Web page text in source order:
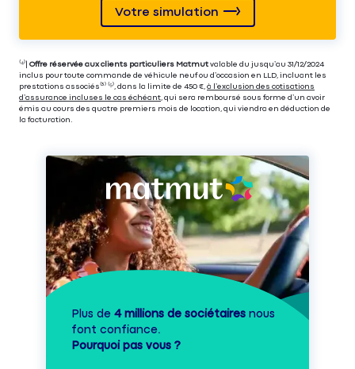
Votre simulation
⁽⁴⁾| Offre réservée aux clients particuliers Matmut valable du jusqu’au 31/12/2024
inclus pour toute commande de véhicule neuf ou d’occasion en LLD, incluant les
prestations associés⁽³⁾ ⁽⁵⁾, dans la limite de 450 €, à l’exclusion des cotisations
d’assurance incluses le cas échéant , qui sera remboursé sous forme d’un avoir
émis au cours des quatre premiers mois de location, qui viendra en déduction de
la facturation.
Plus de 4 millions de sociétaires nous
font confiance.
Pourquoi pas vous ?